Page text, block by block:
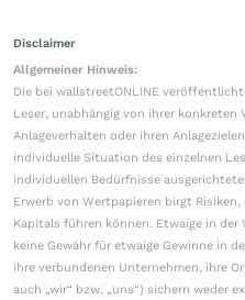
Disclaimer
Allgemeiner Hinweis:
Die bei wallstreetONLINE
Leser, unabhängig von ihrer konkreten
Anlageverhalten oder ihren
individuelle Situation des einzelnen
individuellen Bedürfnisse
Erwerb von Wertpapieren birgt
Kapitals führen können. Etwaige in der
keine Gewähr für etwaige Gewinne in
ihre verbundenen Unternehmen, ihre
auch „wir“ bzw. „uns“) sichern weder